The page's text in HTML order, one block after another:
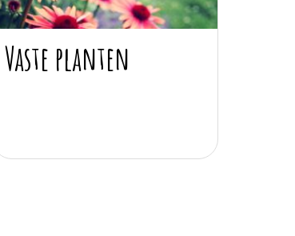
Vaste planten